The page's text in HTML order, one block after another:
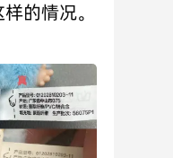
的情况。